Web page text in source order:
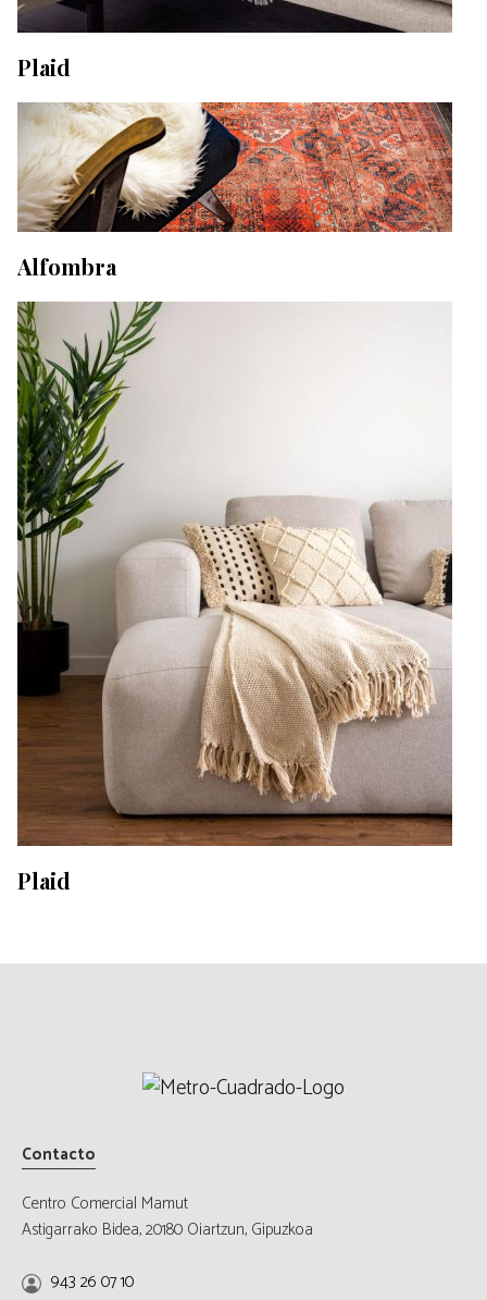
Plaid
Alfombra
Plaid
Contacto
Centro Comercial Mamut
Astigarrako Bidea, 20180 Oiartzun, Gipuzkoa
943 26 07 10